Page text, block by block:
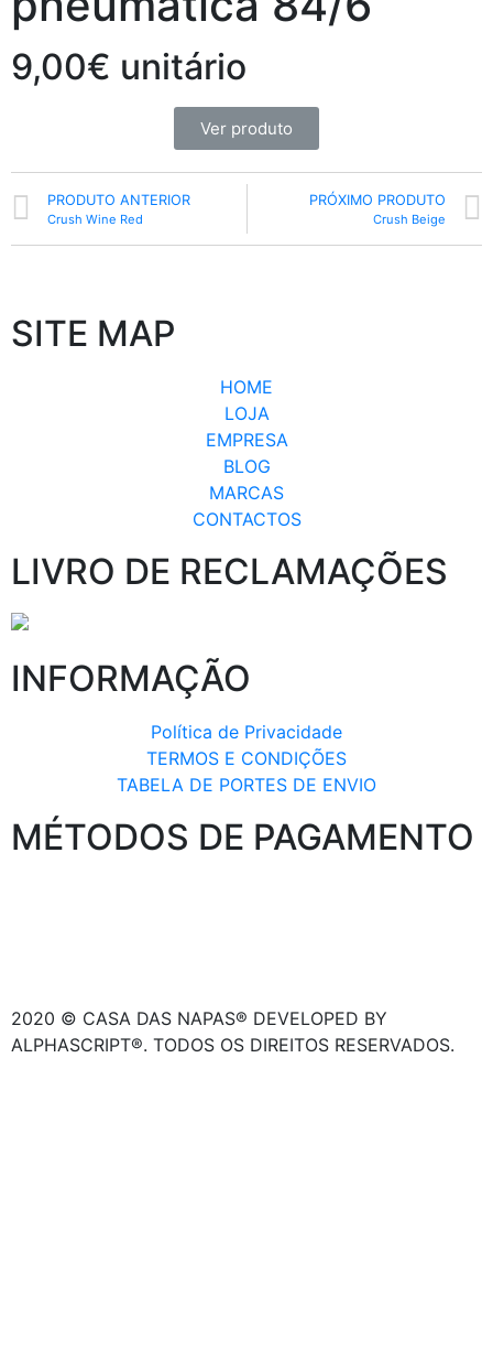
9,00€ unitário
Ver produto
PRODUTO ANTERIOR
Crush Wine Red
PRÓXIMO PRODUTO
Crush Beige
SITE MAP
HOME
LOJA
EMPRESA
BLOG
MARCAS
CONTACTOS
LIVRO DE RECLAMAÇÕES
INFORMAÇÃO
Política de Privacidade
TERMOS E CONDIÇÕES
TABELA DE PORTES DE ENVIO
MÉTODOS DE PAGAMENTO
2020 © CASA DAS NAPAS® DEVELOPED BY
ALPHASCRIPT®. TODOS OS DIREITOS RESERVADOS.